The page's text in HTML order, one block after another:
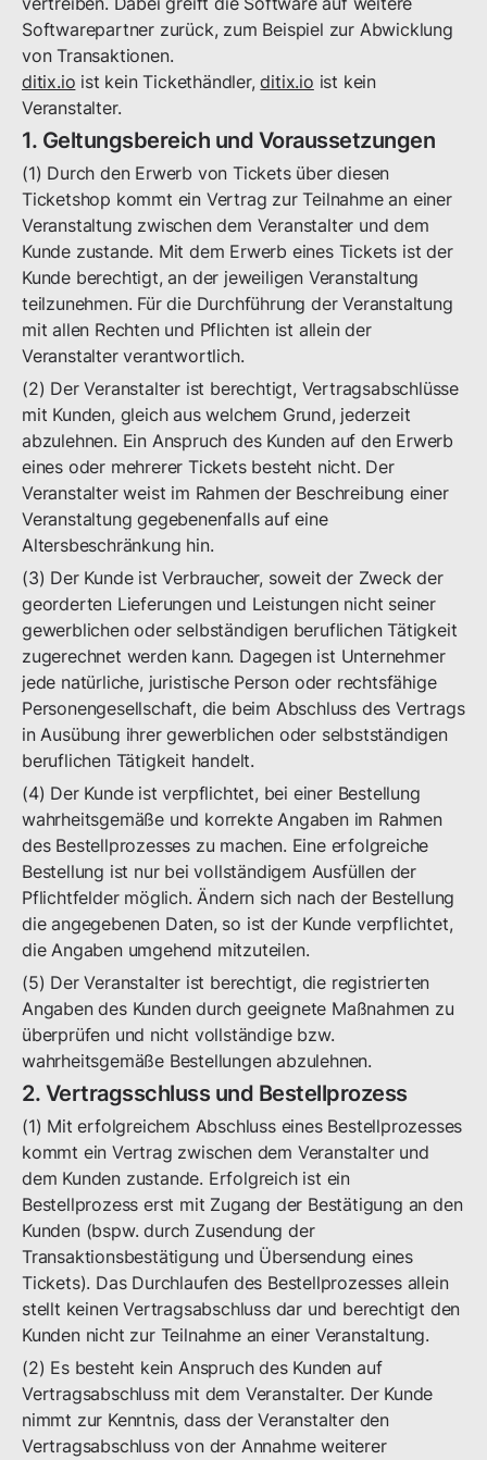
Softwarepartner zurück, zum Beispiel zur Abwicklung
von Transaktionen.
ditix.io ist kein Tickethändler, ditix.io ist kein
Veranstalter.
1. Geltungsbereich und Voraussetzungen
(1) Durch den Erwerb von Tickets über diesen
Ticketshop kommt ein Vertrag zur Teilnahme an einer
Veranstaltung zwischen dem Veranstalter und dem
Kunde zustande. Mit dem Erwerb eines Tickets ist der
Kunde berechtigt, an der jeweiligen Veranstaltung
teilzunehmen. Für die Durchführung der Veranstaltung
mit allen Rechten und Pflichten ist allein der
Veranstalter verantwortlich.
(2) Der Veranstalter ist berechtigt, Vertragsabschlüsse
mit Kunden, gleich aus welchem Grund, jederzeit
abzulehnen. Ein Anspruch des Kunden auf den Erwerb
eines oder mehrerer Tickets besteht nicht. Der
Veranstalter weist im Rahmen der Beschreibung einer
Veranstaltung gegebenenfalls auf eine
Altersbeschränkung hin.
(3) Der Kunde ist Verbraucher, soweit der Zweck der
georderten Lieferungen und Leistungen nicht seiner
gewerblichen oder selbständigen beruflichen Tätigkeit
zugerechnet werden kann. Dagegen ist Unternehmer
jede natürliche, juristische Person oder rechtsfähige
Personengesellschaft, die beim Abschluss des Vertrags
in Ausübung ihrer gewerblichen oder selbstständigen
beruflichen Tätigkeit handelt.
(4) Der Kunde ist verpflichtet, bei einer Bestellung
wahrheitsgemäße und korrekte Angaben im Rahmen
des Bestellprozesses zu machen. Eine erfolgreiche
Bestellung ist nur bei vollständigem Ausfüllen der
Pflichtfelder möglich. Ändern sich nach der Bestellung
die angegebenen Daten, so ist der Kunde verpflichtet,
die Angaben umgehend mitzuteilen.
(5) Der Veranstalter ist berechtigt, die registrierten
Angaben des Kunden durch geeignete Maßnahmen zu
überprüfen und nicht vollständige bzw.
wahrheitsgemäße Bestellungen abzulehnen.
2. Vertragsschluss und Bestellprozess
(1) Mit erfolgreichem Abschluss eines Bestellprozesses
kommt ein Vertrag zwischen dem Veranstalter und
dem Kunden zustande. Erfolgreich ist ein
Bestellprozess erst mit Zugang der Bestätigung an den
Kunden (bspw. durch Zusendung der
Transaktionsbestätigung und Übersendung eines
Tickets). Das Durchlaufen des Bestellprozesses allein
stellt keinen Vertragsabschluss dar und berechtigt den
Kunden nicht zur Teilnahme an einer Veranstaltung.
(2) Es besteht kein Anspruch des Kunden auf
Vertragsabschluss mit dem Veranstalter. Der Kunde
nimmt zur Kenntnis, dass der Veranstalter den
Vertragsabschluss von der Annahme weiterer